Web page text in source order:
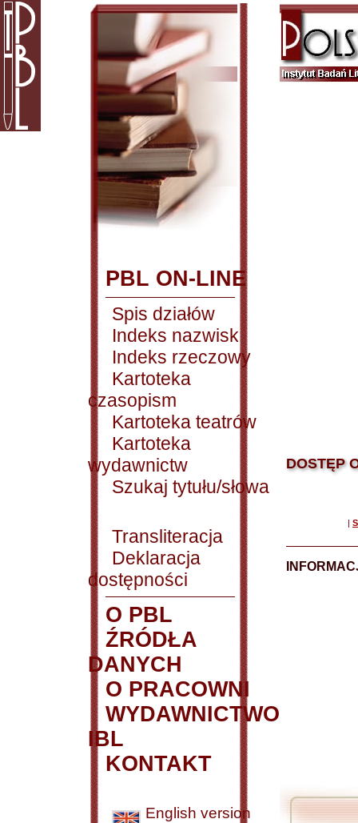
PBL ON-LINE
Spis działów
Indeks nazwisk
Indeks rzeczowy
Kartoteka
czasopism
Kartoteka teatrów
Kartoteka
wydawnictw
Szukaj tytułu/słowa
Transliteracja
Deklaracja
dostępności
O PBL
ŹRÓDŁA
DANYCH
O PRACOWNI
WYDAWNICTWO
IBL
KONTAKT
English version
DOSTĘP
|